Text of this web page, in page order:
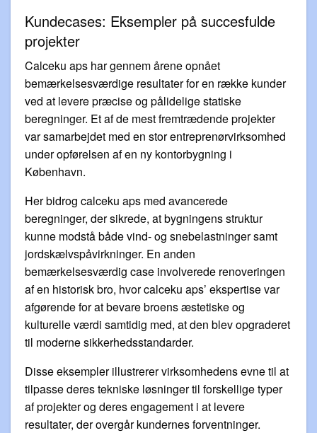
Kundecases: Eksempler på succesfulde
projekter
Calceku aps har gennem årene opnået
bemærkelsesværdige resultater for en række kunder
ved at levere præcise og pålidelige statiske
beregninger. Et af de mest fremtrædende projekter
var samarbejdet med en stor entreprenørvirksomhed
under opførelsen af en ny kontorbygning i
København.
Her bidrog calceku aps med avancerede
beregninger, der sikrede, at bygningens struktur
kunne modstå både vind- og snebelastninger samt
jordskælvspåvirkninger. En anden
bemærkelsesværdig case involverede renoveringen
af en historisk bro, hvor calceku aps’ ekspertise var
afgørende for at bevare broens æstetiske og
kulturelle værdi samtidig med, at den blev opgraderet
til moderne sikkerhedsstandarder.
Disse eksempler illustrerer virksomhedens evne til at
tilpasse deres tekniske løsninger til forskellige typer
af projekter og deres engagement i at levere
resultater, der overgår kundernes forventninger.